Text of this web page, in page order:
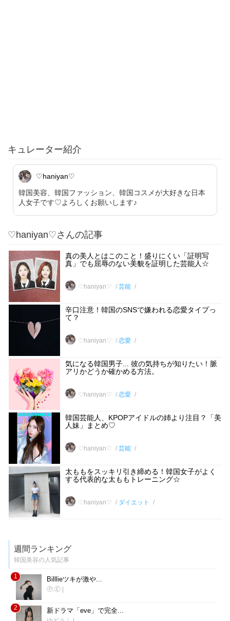
キュレーター紹介
♡haniyan♡
韓国美容、韓国ファッション、韓国コスメが大好きな日本
人女子です♡よろしくお願いします♪
♡haniyan♡さんの記事
真の美人とはこのこと！盛りにくい「証明写
真」でも屈辱のない美貌を証明した芸能人☆
♡haniyan♡ 芸能
辛口注意！韓国のSNSで嫌われる恋愛タイプっ
て？
♡haniyan♡ 恋愛
気になる韓国男子... 彼の気持ちが知りたい！脈
アリかどうか確かめる方法。
♡haniyan♡ 恋愛
韓国芸能人、KPOPアイドルの姉より注目？「美
人妹」まとめ♡
♡haniyan♡ 芸能
太ももをスッキリ引き締める！韓国女子がよく
する代表的な太ももトレーニング☆
♡haniyan♡ ダイエット
週間ランキング
韓国美容の人気記事
1 Billlieツキが激や...
Ⓟ.Ⓔ
2 新ドラマ「eve」で完全...